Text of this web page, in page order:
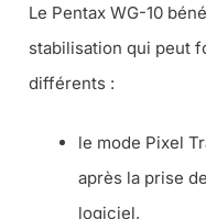
Le Pentax WG-10
stabilisation qui peut
différents :
le mode Pixel
après la prise
logiciel,